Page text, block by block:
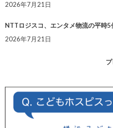
2026年7月21日
NTTロジスコ、エンタメ物流の平時
2026年7月21日